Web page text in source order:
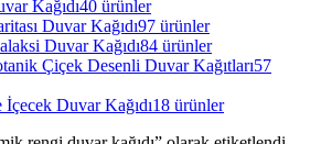
Kağıdı40 ürünler
Duvar Kağıdı97 ürünler
Duvar Kağıdı84 ürünler
Çiçek Desenli Duvar Kağıtları57
Duvar Kağıdı18 ürünler